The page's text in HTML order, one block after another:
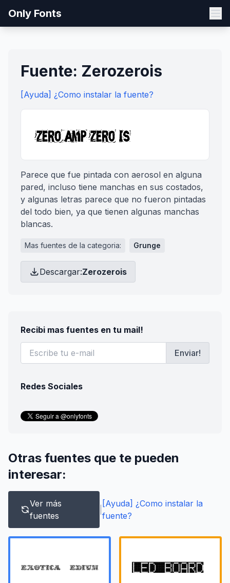
Only Fonts
Fuente: Zerozerois
[Ayuda] ¿Como instalar la fuente?
Parece que fue pintada con aerosol en alguna
pared, incluso tiene manchas en sus costados,
y algunas letras parece que no fueron pintadas
del todo bien, ya que tienen algunas manchas
blancas.
Mas fuentes de la categoria: Grunge
Descargar:Zerozerois
Recibi mas fuentes en tu mail!
Enviar!
Redes Sociales
Otras fuentes que te pueden
interesar:
Ver más
fuentes
[Ayuda] ¿Como instalar la
fuente?